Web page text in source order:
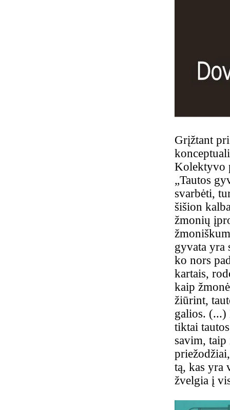
Grįžtant
Kolektyvo
„Tautos
svarbėti,
šišion
žmonių
gyvata yra
ko nors
kartais,
kaip
žiūrint,
galios. (...)
tiktai
savim,
tą, kas yra
žvelgia į